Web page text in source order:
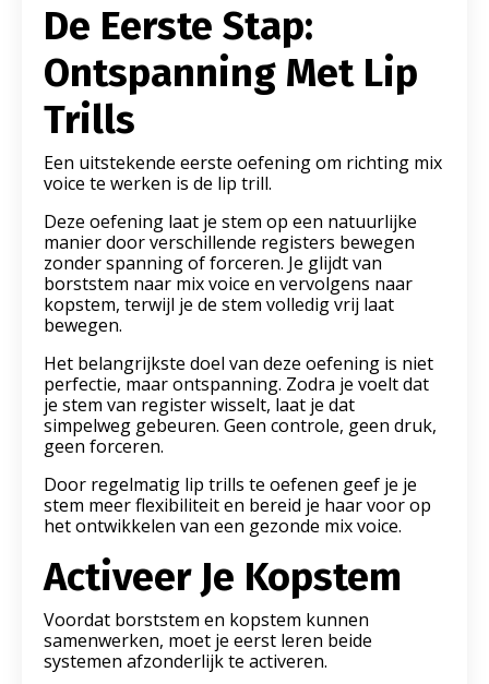
De Eerste Stap:
Ontspanning Met Lip
Trills
Een uitstekende eerste oefening om richting mix
voice te werken is de lip trill.
Deze oefening laat je stem op een natuurlijke
manier door verschillende registers bewegen
zonder spanning of forceren. Je glijdt van
borststem naar mix voice en vervolgens naar
kopstem, terwijl je de stem volledig vrij laat
bewegen.
Het belangrijkste doel van deze oefening is niet
perfectie, maar ontspanning. Zodra je voelt dat
je stem van register wisselt, laat je dat
simpelweg gebeuren. Geen controle, geen druk,
geen forceren.
Door regelmatig lip trills te oefenen geef je je
stem meer flexibiliteit en bereid je haar voor op
het ontwikkelen van een gezonde mix voice.
Activeer Je Kopstem
Voordat borststem en kopstem kunnen
samenwerken, moet je eerst leren beide
systemen afzonderlijk te activeren.